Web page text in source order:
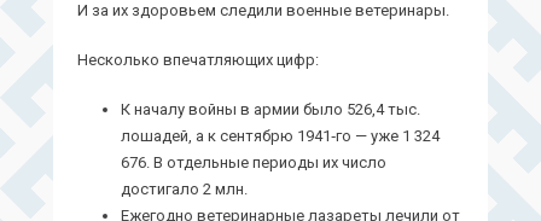
И за их здоровьем следили военные ветеринары.
Несколько впечатляющих цифр:
К началу войны в армии было 526,4 тыс.
лошадей, а к сентябрю 1941‑го — уже 1 324
676. В отдельные периоды их число
достигало 2 млн.
Ежегодно ветеринарные лазареты лечили от